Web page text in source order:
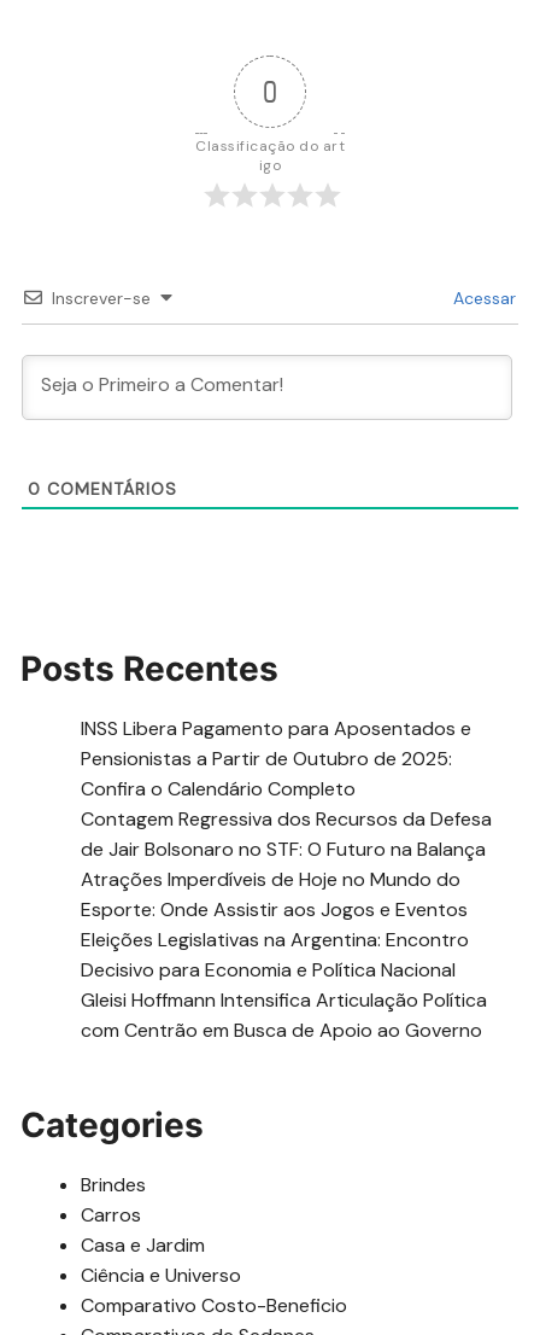
0
Classificação do art
igo
Inscrever-se Acessar
0 COMENTÁRIOS
Posts Recentes
INSS Libera Pagamento para Aposentados e
Pensionistas a Partir de Outubro de 2025:
Confira o Calendário Completo
Contagem Regressiva dos Recursos da Defesa
de Jair Bolsonaro no STF: O Futuro na Balança
Atrações Imperdíveis de Hoje no Mundo do
Esporte: Onde Assistir aos Jogos e Eventos
Eleições Legislativas na Argentina: Encontro
Decisivo para Economia e Política Nacional
Gleisi Hoffmann Intensifica Articulação Política
com Centrão em Busca de Apoio ao Governo
Categories
Brindes
Carros
Casa e Jardim
Ciência e Universo
Comparativo Costo-Beneficio